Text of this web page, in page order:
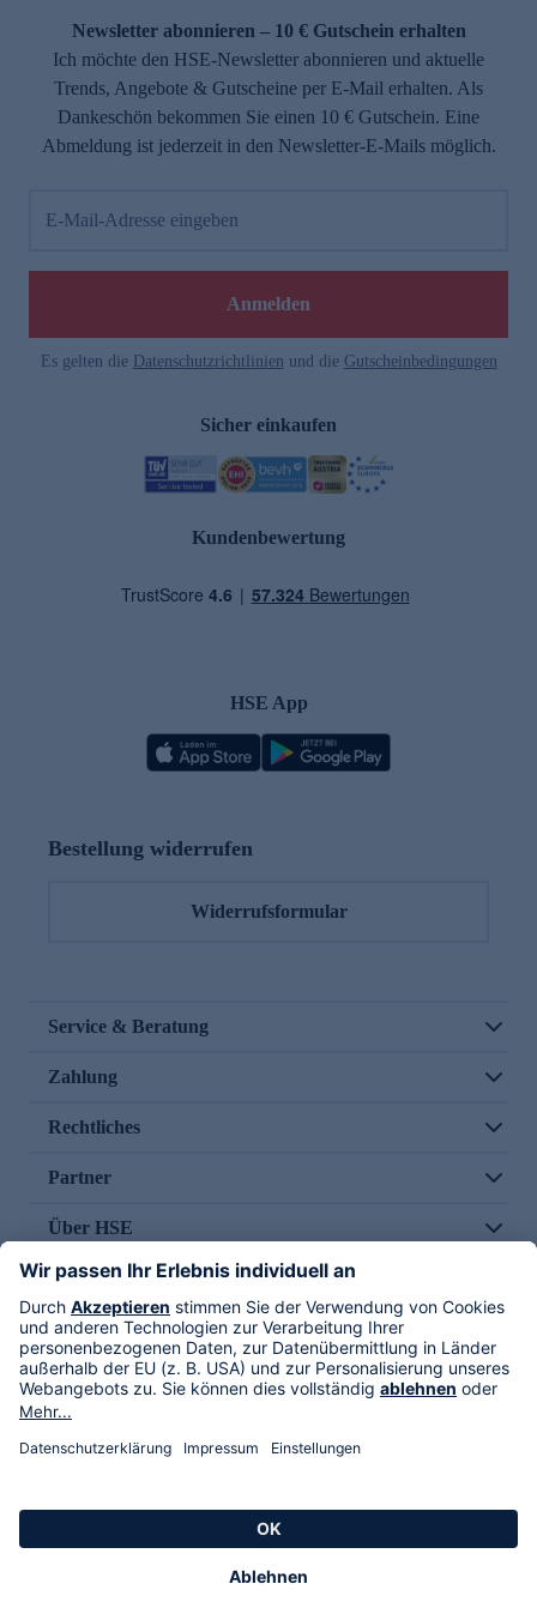
Newsletter abonnieren – 10 € Gutschein erhalten
Ich möchte den HSE-Newsletter abonnieren und aktuelle
Trends, Angebote & Gutscheine per E-Mail erhalten. Als
Dankeschön bekommen Sie einen 10 € Gutschein. Eine
Abmeldung ist jederzeit in den Newsletter-E-Mails möglich.
E-Mail-Adresse eingeben
Anmelden
Es gelten die Datenschutzrichtlinien und die Gutscheinbedingungen
Sicher einkaufen
Kundenbewertung
HSE App
Bestellung widerrufen
Widerrufsformular
Service & Beratung
Zahlung
Rechtliches
Partner
Über HSE
Im TV
HSE International